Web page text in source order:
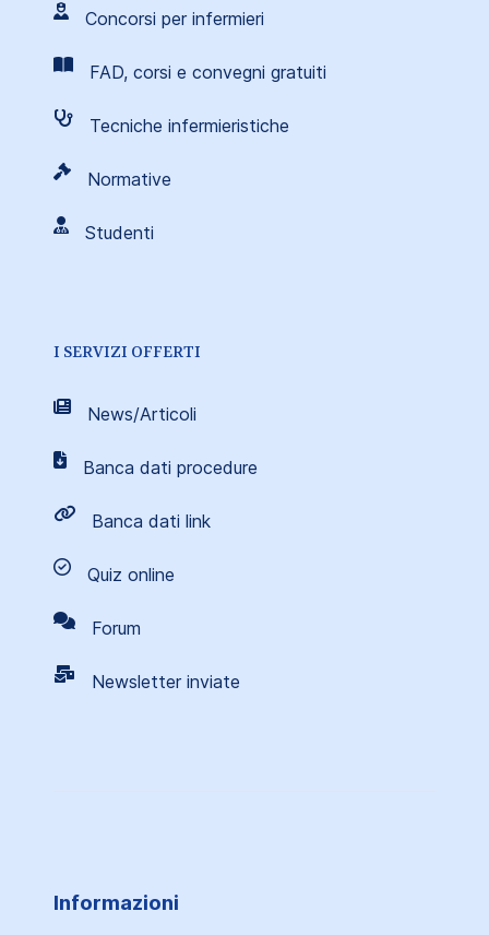
Concorsi per infermieri
FAD, corsi e convegni gratuiti
Tecniche infermieristiche
Normative
Studenti
I SERVIZI OFFERTI
News/Articoli
Banca dati procedure
Banca dati link
Quiz online
Forum
Newsletter inviate
Informazioni